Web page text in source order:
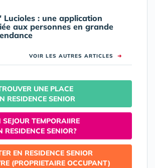
Lucioles : une application
aux personnes en grande
VOIR LES AUTRES ARTICLES ➜
UNE PLACE
RESIDENCE SENIOR
SEJOUR TEMPORAIIRE
RESIDENCE SENIOR?
EN RESIDENCE SENIOR
(PROPRIETAIRE OCCUPANT)